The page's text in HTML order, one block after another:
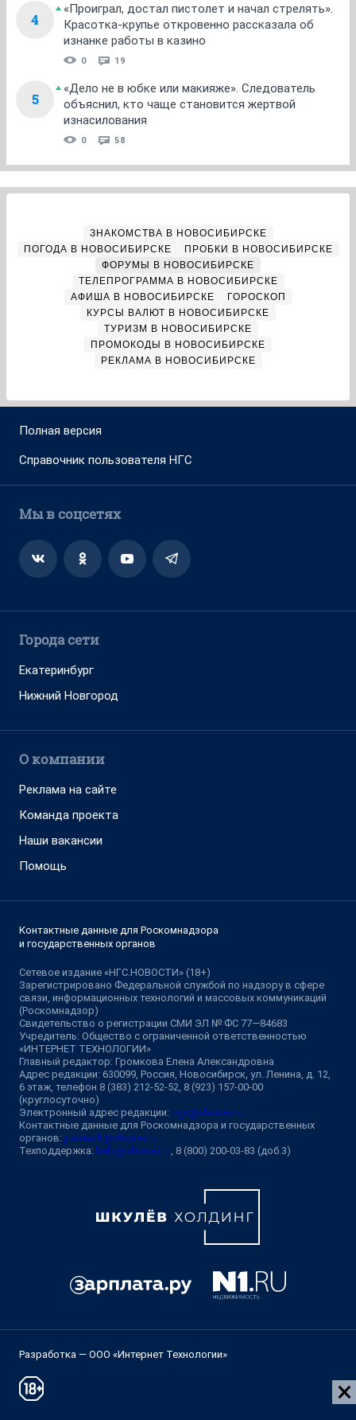
4
«Проиграл, достал пистолет и начал стрелять».
Красотка-крупье откровенно рассказала об
изнанке работы в казино
0 19
5
«Дело не в юбке или макияже». Следователь
объяснил, кто чаще становится жертвой
изнасилования
0 58
ЗНАКОМСТВА В НОВОСИБИРСКЕ
ПОГОДА В НОВОСИБИРСКЕ
ПРОБКИ В НОВОСИБИРСКЕ
ФОРУМЫ В НОВОСИБИРСКЕ
ТЕЛЕПРОГРАММА В НОВОСИБИРСКЕ
АФИША В НОВОСИБИРСКЕ
ГОРОСКОП
КУРСЫ ВАЛЮТ В НОВОСИБИРСКЕ
ТУРИЗМ В НОВОСИБИРСКЕ
ПРОМОКОДЫ В НОВОСИБИРСКЕ
РЕКЛАМА В НОВОСИБИРСКЕ
Полная версия
Справочник пользователя НГС
Мы в соцсетях
Города сети
Екатеринбург
Нижний Новгород
О компании
Реклама на сайте
Команда проекта
Наши вакансии
Помощь
Контактные данные для Роскомнадзора
и государственных органов
Сетевое издание «НГС.НОВОСТИ» (18+)
Зарегистрировано Федеральной службой по надзору в сфере
связи, информационных технологий и массовых коммуникаций
(Роскомнадзор)
Свидетельство о регистрации СМИ ЭЛ № ФС 77—84683
Учредитель: Общество с ограниченной ответственностью
«ИНТЕРНЕТ ТЕХНОЛОГИИ»
Главный редактор: Громкова Елена Александровна
Адрес редакции: 630099, Россия, Новосибирск, ул. Ленина, д. 12,
6 этаж, телефон 8 (383) 212-52-52, 8 (923) 157-00-00
(круглосуточно)
Электронный адрес редакции: ngs@shkulev.ru
Контактные данные для Роскомнадзора и государственных
органов: juristnsk@shkulev.ru
Техподдержка: help@shkulev.ru , 8 (800) 200-03-83 (доб.3)
Разработка — ООО «Интернет Технологии»